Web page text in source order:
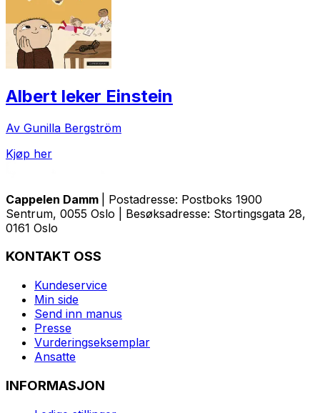
Albert leker Einstein
Av Gunilla Bergström
Kjøp her
Cappelen Damm
| Postadresse: Postboks 1900
Sentrum, 0055 Oslo | Besøksadresse: Stortingsgata 28,
0161 Oslo
KONTAKT OSS
Kundeservice
Min side
Send inn manus
Presse
Vurderingseksemplar
Ansatte
INFORMASJON